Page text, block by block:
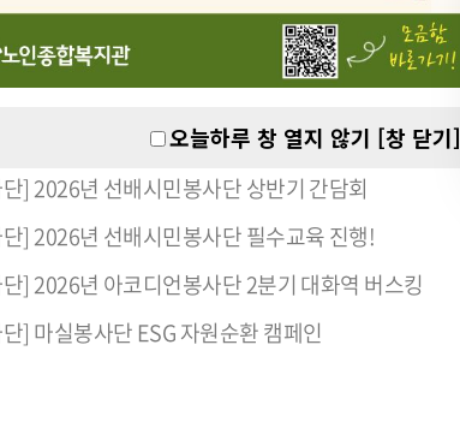
오늘하루 창 열지 않기 [창 닫기]
단] 대인배 봉사단이 들려주는 인권이야기(e-book)
] 2026년 선배시민봉사단 상반기 간담회
] 2026년 선배시민봉사단 필수교육 진행!
] 2026년 아코디언봉사단 2분기 대화역 버스킹
] 마실봉사단 ESG 자원순환 캠페인